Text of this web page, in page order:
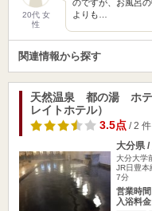
20代 女
性
のですが、お風呂
よりも…
関連情報から探す
天然温泉 都の湯 ホテ
レイトホテル）
3.5点/ 2 件
大分県 /
大分大学
JR日豊本
7分
営業時
入浴料